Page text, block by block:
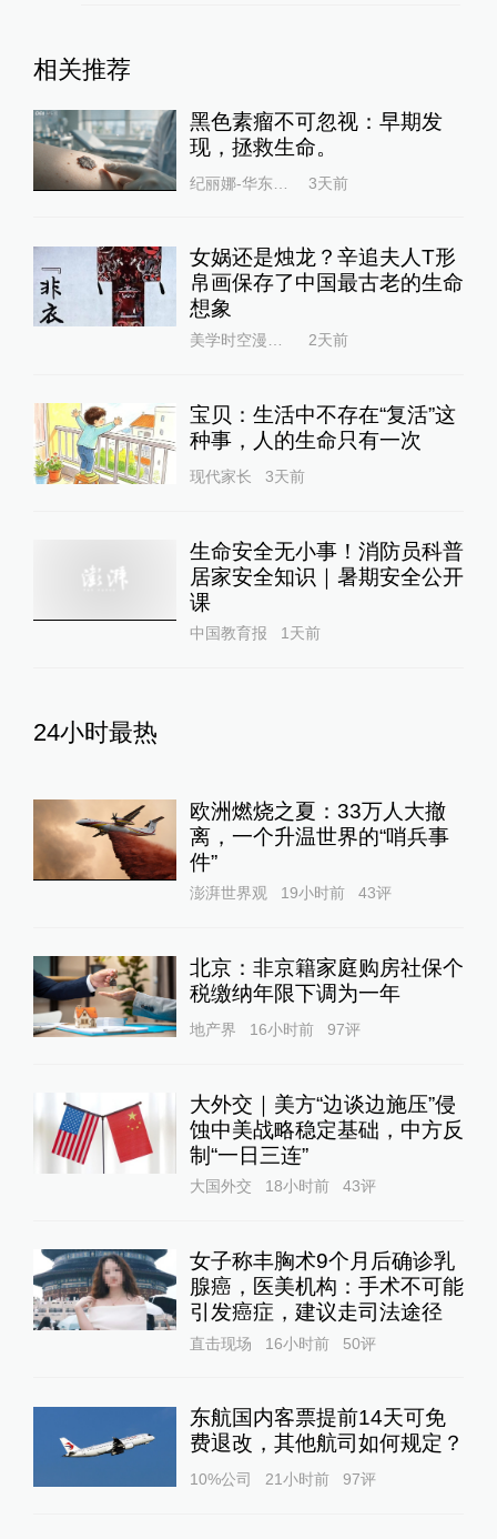
相关推荐
黑色素瘤不可忽视：早期发
现，拯救生命。
3天前
女娲还是烛龙？辛追夫人T形
帛画保存了中国最古老的生命
想象
2天前
宝贝：生活中不存在“复活”这
种事，人的生命只有一次
现代家长 3天前
生命安全无小事！消防员科普
居家安全知识｜暑期安全公开
课
中国教育报 1天前
24小时最热
欧洲燃烧之夏：33万人大撤
离，一个升温世界的“哨兵事
件”
澎湃世界观 19小时前 43评
北京：非京籍家庭购房社保个
税缴纳年限下调为一年
地产界 16小时前 97评
大外交｜美方“边谈边施压”侵
蚀中美战略稳定基础，中方反
制“一日三连”
大国外交 18小时前 43评
女子称丰胸术9个月后确诊乳
腺癌，医美机构：手术不可能
引发癌症，建议走司法途径
直击现场 16小时前 50评
东航国内客票提前14天可免
费退改，其他航司如何规定？
10%公司 21小时前 97评